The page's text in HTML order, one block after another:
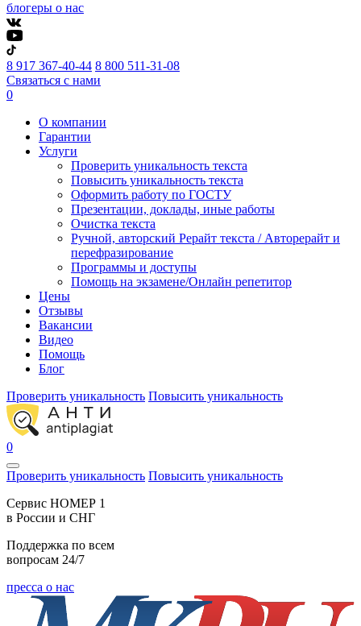
блогеры о нас
8 917 367-40-44 8 800 511-31-08
Связаться с нами
0
О компании
Гарантии
Услуги
Проверить уникальность текста
Повысить уникальность текста
Оформить работу по ГОСТУ
Презентации, доклады, иные работы
Очистка текста
Ручной, авторский Рерайт текста / Авторерайт и
перефразирование
Программы и доступы
Помощь на экзамене/Онлайн репетитор
Цены
Отзывы
Вакансии
Видео
Помощь
Блог
Проверить уникальность Повысить уникальность
0
Проверить уникальность Повысить уникальность
Cервис НОМЕР 1
в России и СНГ
Поддержка по всем
вопросам 24/7
пресса о нас